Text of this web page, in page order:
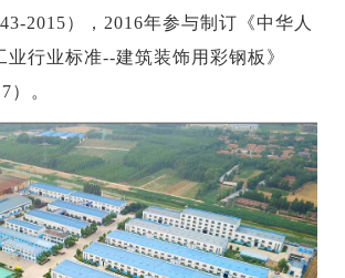
2015），2016年参与制订《中华人
业行业标准--建筑装饰用彩钢板》
）。